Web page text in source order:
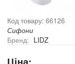
Код товару: 66126
Сифони
Бренд: LIDZ